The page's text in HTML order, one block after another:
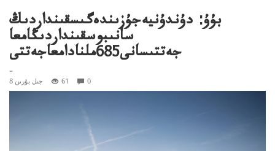
بۇۇ: دۇندۇنيەجۇزىندەگىسقىنداردىڭ
سانىبوسقىنداردىڭامعا
جەتتىسانى685ملنادامعاجەتتى
..
8 جىل بۇرىن 61 0